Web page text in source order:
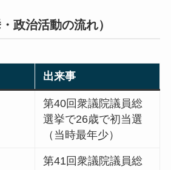
政治活動の流れ）
出来事
第40回衆議院議員総
選挙で26歳で初当選
（当時最年少）
第41回衆議院議員総